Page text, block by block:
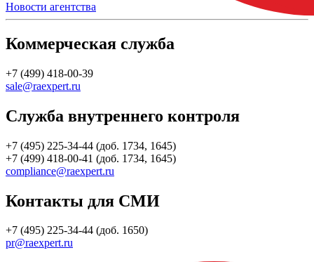
Новости агентства
Коммерческая служба
+7 (499) 418-00-39
sale@raexpert.ru
Служба внутреннего контроля
+7 (495) 225-34-44 (доб. 1734, 1645)
+7 (499) 418-00-41 (доб. 1734, 1645)
compliance@raexpert.ru
Контакты для СМИ
+7 (495) 225-34-44 (доб. 1650)
pr@raexpert.ru